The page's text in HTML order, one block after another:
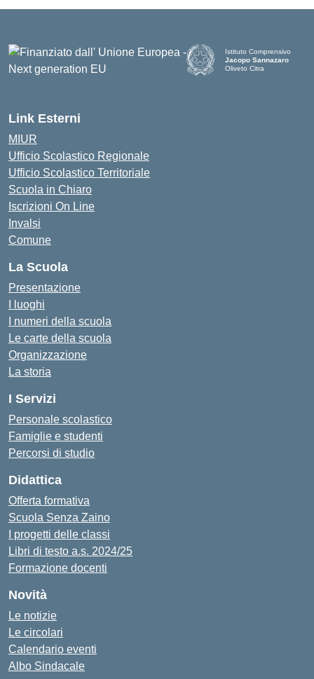
Istituto Comprensivo
Jacopo Sannazaro
Oliveto Citra
Link Esterni
MIUR
Ufficio Scolastico Regionale
Ufficio Scolastico Territoriale
Scuola in Chiaro
Iscrizioni On Line
Invalsi
Comune
La Scuola
Presentazione
I luoghi
I numeri della scuola
Le carte della scuola
Organizzazione
La storia
I Servizi
Personale scolastico
Famiglie e studenti
Percorsi di studio
Didattica
Offerta formativa
Scuola Senza Zaino
I progetti delle classi
Libri di testo a.s. 2024/25
Formazione docenti
Novità
Le notizie
Le circolari
Calendario eventi
Albo Sindacale